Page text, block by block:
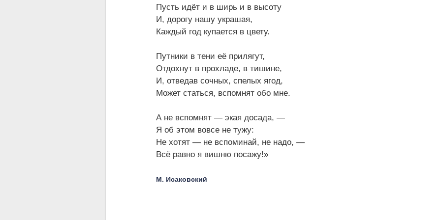
Пусть идёт и в ширь и в высоту
И, дорогу нашу украшая,
Каждый год купается в цвету.
Путники в тени её прилягут,
Отдохнут в прохладе, в тишине,
И, отведав сочных, спелых ягод,
Может статься, вспомнят обо мне.
А не вспомнят — экая досада, —
Я об этом вовсе не тужу:
Не хотят — не вспоминай, не надо, —
Всё равно я вишню посажу!»
М. Исаковский